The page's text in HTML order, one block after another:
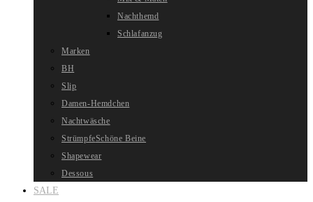
Nachthemd
Schlafanzug
Marken
BH
Slip
Damen-Hemdchen
Nachtwäsche
StrümpfeSchöne Beine
Shapewear
Dessous
SALE